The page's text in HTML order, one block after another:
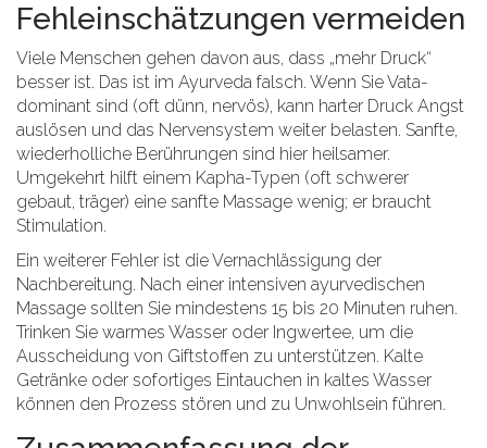
Fehleinschätzungen vermeiden
Viele Menschen gehen davon aus, dass „mehr Druck“
besser ist. Das ist im Ayurveda falsch. Wenn Sie Vata-
dominant sind (oft dünn, nervös), kann harter Druck Angst
auslösen und das Nervensystem weiter belasten. Sanfte,
wiederholliche Berührungen sind hier heilsamer.
Umgekehrt hilft einem Kapha-Typen (oft schwerer
gebaut, träger) eine sanfte Massage wenig; er braucht
Stimulation.
Ein weiterer Fehler ist die Vernachlässigung der
Nachbereitung. Nach einer intensiven ayurvedischen
Massage sollten Sie mindestens 15 bis 20 Minuten ruhen.
Trinken Sie warmes Wasser oder Ingwertee, um die
Ausscheidung von Giftstoffen zu unterstützen. Kalte
Getränke oder sofortiges Eintauchen in kaltes Wasser
können den Prozess stören und zu Unwohlsein führen.